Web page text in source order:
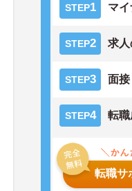
STEP1 マ
STEP2 求
STEP3 面
STEP4 転職
転職サ